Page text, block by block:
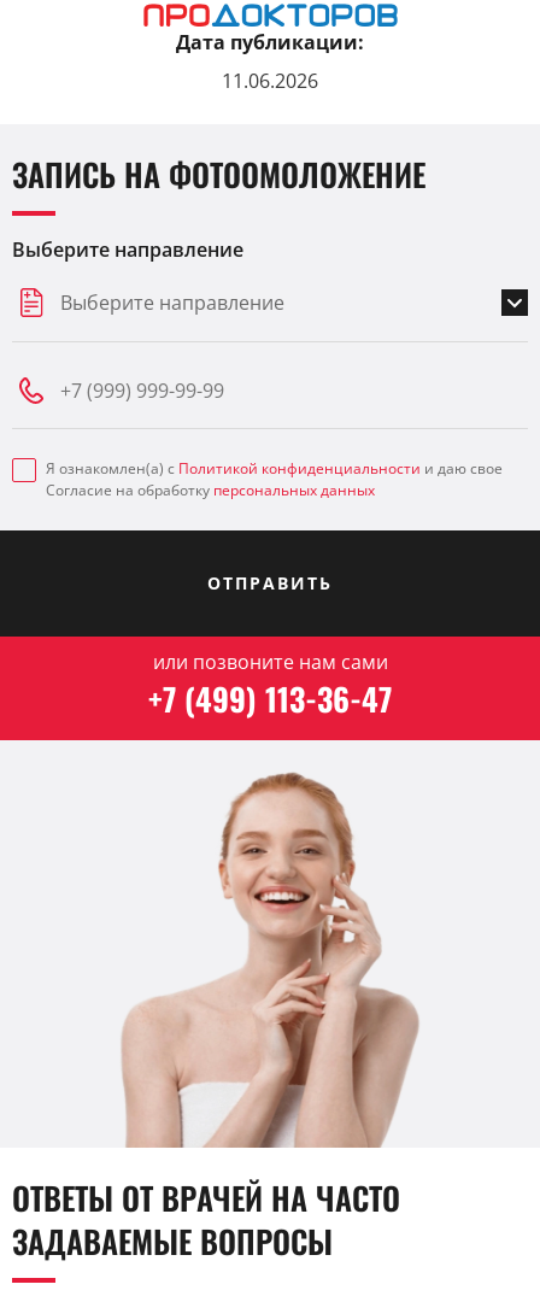
Дата публикации:
11.06.2026
ЗАПИСЬ НА ФОТООМОЛОЖЕНИЕ
Выберите направление
Выберите направление
Я ознакомлен(а) с Политикой конфиденциальности и даю свое
Согласие на обработку персональных данных
ОТПРАВИТЬ
или позвоните нам сами
+7 (499) 113-36-47
ОТВЕТЫ ОТ ВРАЧЕЙ НА ЧАСТО
ЗАДАВАЕМЫЕ ВОПРОСЫ